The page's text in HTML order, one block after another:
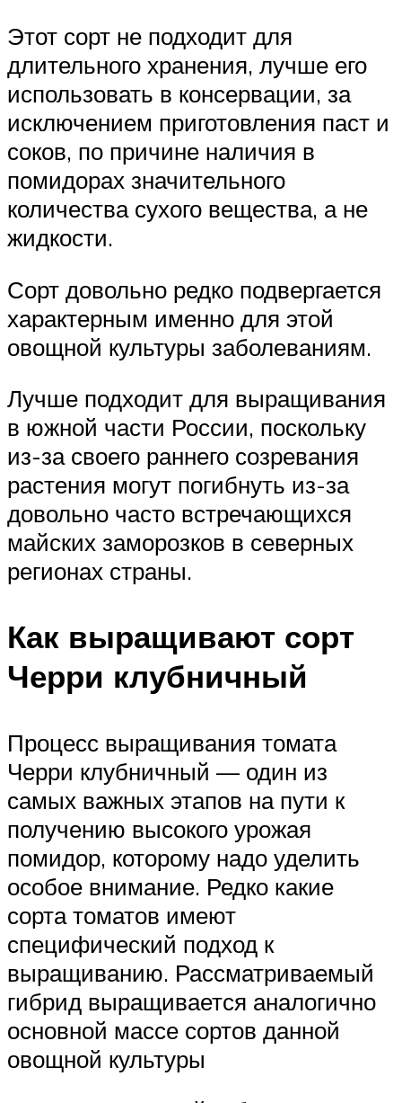
Этот сорт не подходит для
длительного хранения, лучше его
использовать в консервации, за
исключением приготовления паст и
соков, по причине наличия в
помидорах значительного
количества сухого вещества, а не
жидкости.
Сорт довольно редко подвергается
характерным именно для этой
овощной культуры заболеваниям.
Лучше подходит для выращивания
в южной части России, поскольку
из-за своего раннего созревания
растения могут погибнуть из-за
довольно часто встречающихся
майских заморозков в северных
регионах страны.
Как выращивают сорт
Черри клубничный
Процесс выращивания томата
Черри клубничный — один из
самых важных этапов на пути к
получению высокого урожая
помидор, которому надо уделить
особое внимание. Редко какие
сорта томатов имеют
специфический подход к
выращиванию. Рассматриваемый
гибрид выращивается аналогично
основной массе сортов данной
овощной культуры